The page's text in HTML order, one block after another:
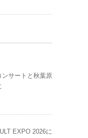
サートと秋葉原
EXPO 2026に